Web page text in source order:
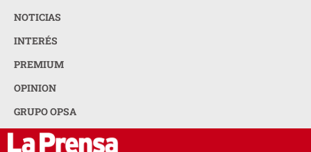
NOTICIAS
INTERÉS
PREMIUM
OPINION
GRUPO OPSA